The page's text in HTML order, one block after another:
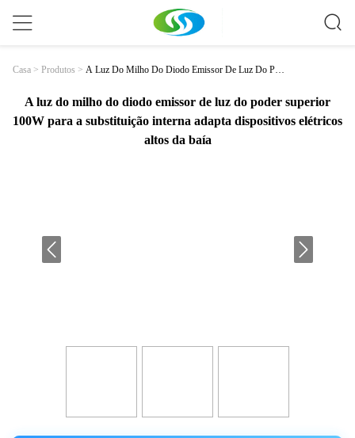
Casa > Produtos > A Luz Do Milho Do Diodo Emissor De Luz Do Pode
A luz do milho do diodo emissor de luz do poder superior
100W para a substituição interna adapta dispositivos elétricos
altos da baía